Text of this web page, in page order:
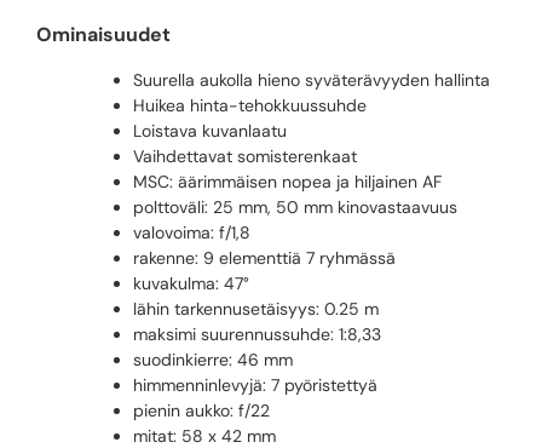
Ominaisuudet
Suurella aukolla hieno syväterävyyden hallinta
Huikea hinta-tehokkuussuhde
Loistava kuvanlaatu
Vaihdettavat somisterenkaat
MSC: äärimmäisen nopea ja hiljainen AF
polttoväli: 25 mm, 50 mm kinovastaavuus
valovoima: f/1,8
rakenne: 9 elementtiä 7 ryhmässä
kuvakulma: 47°
lähin tarkennusetäisyys: 0.25 m
maksimi suurennussuhde: 1:8,33
suodinkierre: 46 mm
himmenninlevyjä: 7 pyöristettyä
pienin aukko: f/22
mitat: 58 x 42 mm